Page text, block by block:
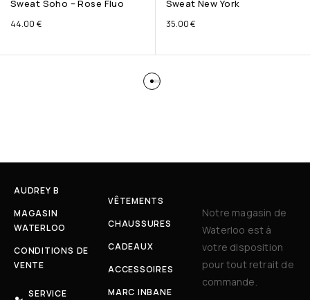
Sweat Soho – Rose Fluo
44.00 €
Sweat New York
35.00€
AUDREY B
MAGASIN
WATERLOO
CONDITIONS DE
VENTE
SERVICE
VÊTEMENTS
CHAUSSURES
CADEAUX
ACCESSOIRES
MARC INBANE
Notre magasin de
Waterloo est à
votre disposition
pour tout retrait de
commande.